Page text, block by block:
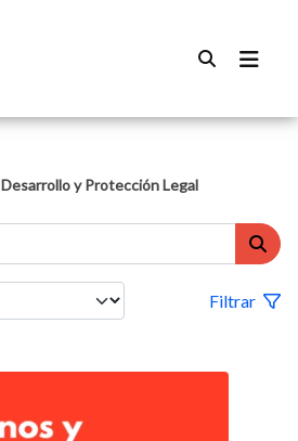
Desarrollo y Protección Legal
Filtrar